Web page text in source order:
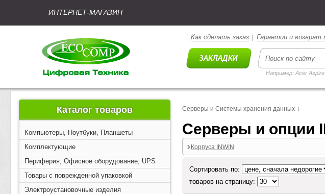
ИНТЕРНЕТ-МАГАЗИН
Как сделать заказ Гарантии и возврат
Например: Acer Aspire
Каталог товаров
Компьютеры, Ноутбуки, Планшеты
Комплектующие
Периферия, Офисное оборудование, UPS
Товары с поврежденной упаковкой
Электроустановочные изделия
Серверы и Системы хранения данных ↓
Серверы и опции
Корпуса INWIN
Сортировать по:
товаров на страницу: